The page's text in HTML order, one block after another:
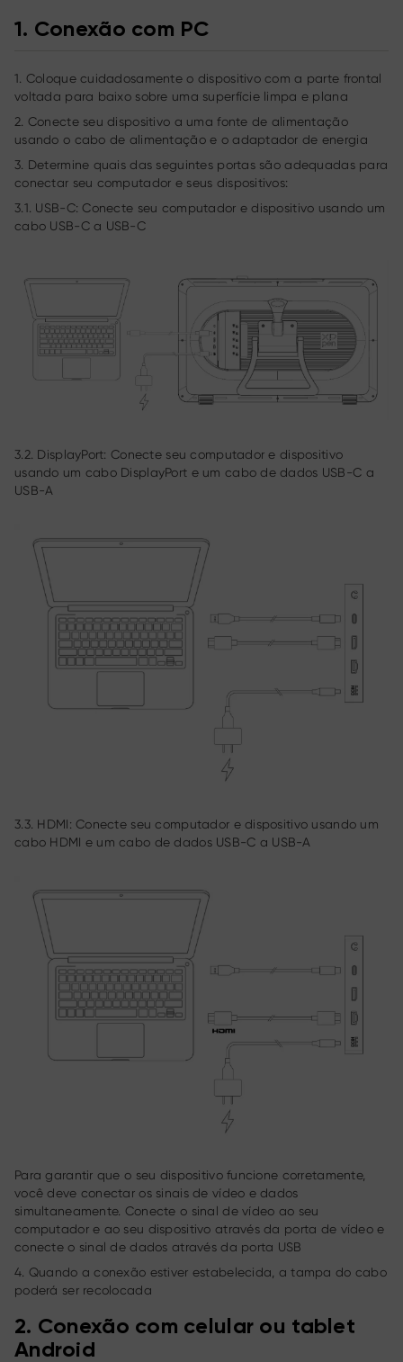
1. Conexão com PC
1. Coloque cuidadosamente o dispositivo com a parte frontal
voltada para baixo sobre uma superfície limpa e plana
2. Conecte seu dispositivo a uma fonte de alimentação
usando o cabo de alimentação e o adaptador de energia
3. Determine quais das seguintes portas são adequadas para
conectar seu computador e seus dispositivos:
3.1. USB-C: Conecte seu computador e dispositivo usando um
cabo USB-C a USB-C
3.2. DisplayPort: Conecte seu computador e dispositivo
usando um cabo DisplayPort e um cabo de dados USB-C a
USB-A
3.3. HDMI: Conecte seu computador e dispositivo usando um
cabo HDMI e um cabo de dados USB-C a USB-A
Para garantir que o seu dispositivo funcione corretamente,
você deve conectar os sinais de vídeo e dados
simultaneamente. Conecte o sinal de vídeo ao seu
computador e ao seu dispositivo através da porta de vídeo e
conecte o sinal de dados através da porta USB
4. Quando a conexão estiver estabelecida, a tampa do cabo
poderá ser recolocada
2. Conexão com celular ou tablet
Android